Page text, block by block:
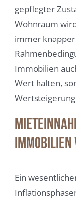
gepflegter
Wohnraum
immer
Immobilien
Wert halten,
Ein